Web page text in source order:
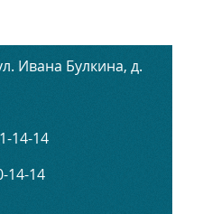
Ивана Булкина, д.
14-14
14-14